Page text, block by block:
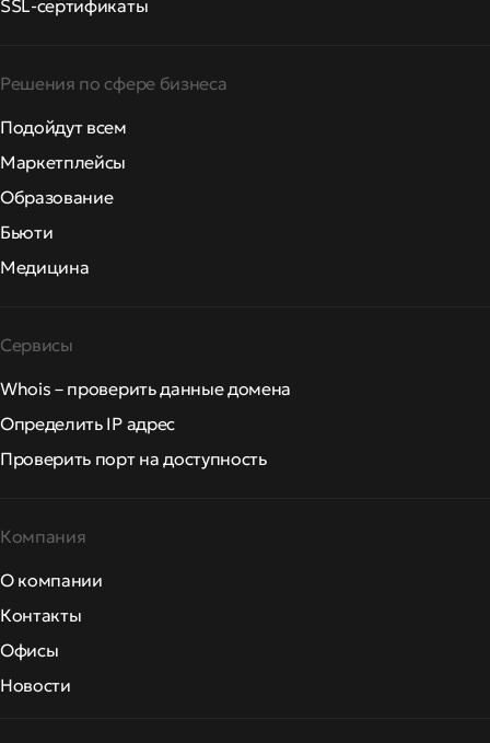
SSL-сертификаты
Решения по сфере бизнеса
Подойдут всем
Маркетплейсы
Образование
Бьюти
Медицина
Сервисы
Whois – проверить данные домена
Определить IP адрес
Проверить порт на доступность
Компания
О компании
Контакты
Офисы
Новости